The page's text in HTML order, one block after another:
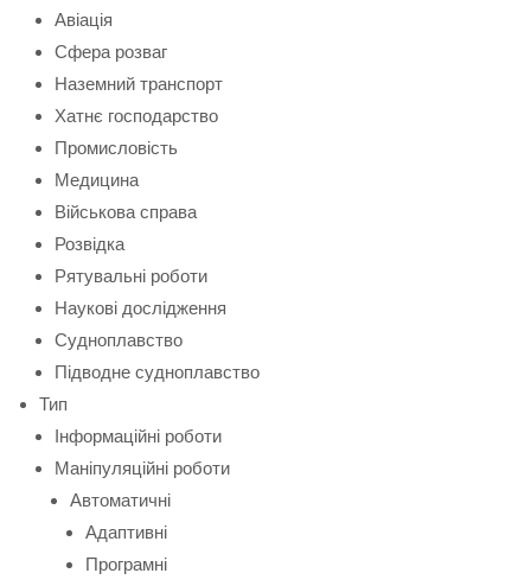
Авіація
Сфера розваг
Наземний транспорт
Хатнє господарство
Промисловість
Медицина
Військова справа
Розвідка
Рятувальні роботи
Наукові дослідження
Судноплавство
Підводне судноплавство
Тип
Інформаційні роботи
Маніпуляційні роботи
Автоматичні
Адаптивні
Програмні